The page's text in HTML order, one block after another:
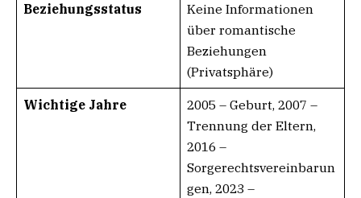
Beziehungsstatus
Keine Informationen
über romantische
Beziehungen
(Privatsphäre)
Wichtige Jahre
2005 – Geburt, 2007 –
Trennung der Eltern,
2016 –
Sorgerechtsvereinbarun
gen, 2023 –